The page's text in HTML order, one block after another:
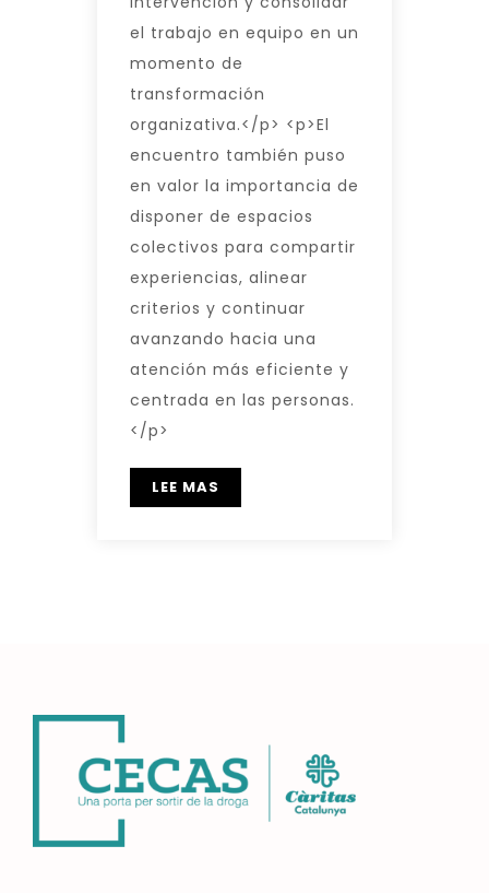
el trabajo en equipo en un
momento de
transformación
organizativa.</p> <p>El
encuentro también puso
en valor la importancia de
disponer de espacios
colectivos para compartir
experiencias, alinear
criterios y continuar
avanzando hacia una
atención más eficiente y
centrada en las personas.
</p>
LEE MAS